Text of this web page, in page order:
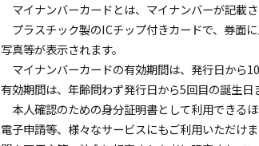
マイナンバーカードとは、マイナンバーが記載
プラスチック製のICチップ付きカードで、券面
写真等が表示されます。
マイナンバーカードの有効期間は、発行日から
有効期間は、年齢問わず発行日から5回目の誕生日
本人確認のための身分証明書として利用できる
電子申請等、様々なサービスにもご利用いただけ